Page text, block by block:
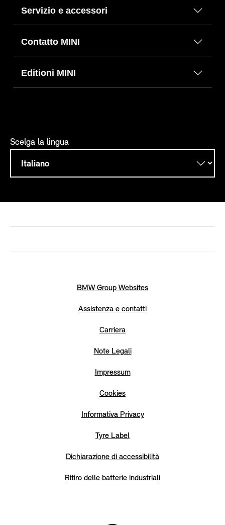
Servizio e accessori
Contatto MINI
Editioni MINI
Scelga la lingua
BMW Group Websites
Assistenza e contatti
Carriera
Note Legali
Impressum
Cookies
Informativa Privacy
Tyre Label
Dichiarazione di accessibilità
Ritiro delle batterie industriali